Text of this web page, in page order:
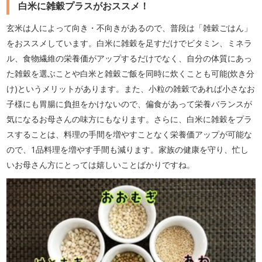
白米に雑穀プラスがおススメ！
玄米は人によって向き・不向きがあるので、普段は「雑穀ごはん」
をおススメしています。白米に雑穀を足すだけでビタミン、ミネラ
ル、食物繊維の栄養価がアップするだけでなく、自分の体質にあっ
た雑穀を選ぶことや白米と雑穀ご飯を同時に炊くことも可能(炊き分
け)というメリットがあります。また、小粒の雑穀であれば小さなお
子様にも胃腸に負担をかけないので、偏食があって栄養バランスが
気になるお母さんの味方にもなります。さらに、白米に雑穀をプラ
スすることは、料理の手間を増やすことなく栄養価アップが可能な
ので、1品料理を増やす手間も減ります。家族の健康を守り、忙し
いお母さん方にとっては嬉しいことばかりですね。